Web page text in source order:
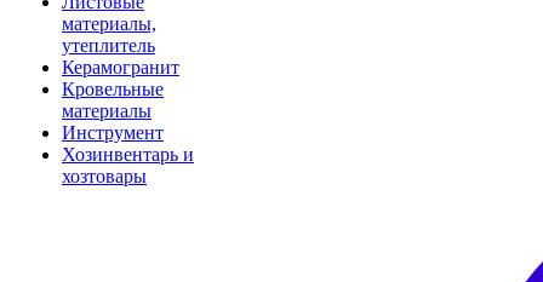
материалы,
утеплитель
Керамогранит
Кровельные
материалы
Инструмент
Хозинвентарь и
хозтовары